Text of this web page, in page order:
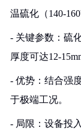
温硫化（140-
- 关键参数：硫
厚度可达12-
- 优势：结合强
于极端工况。
- 局限：设备投